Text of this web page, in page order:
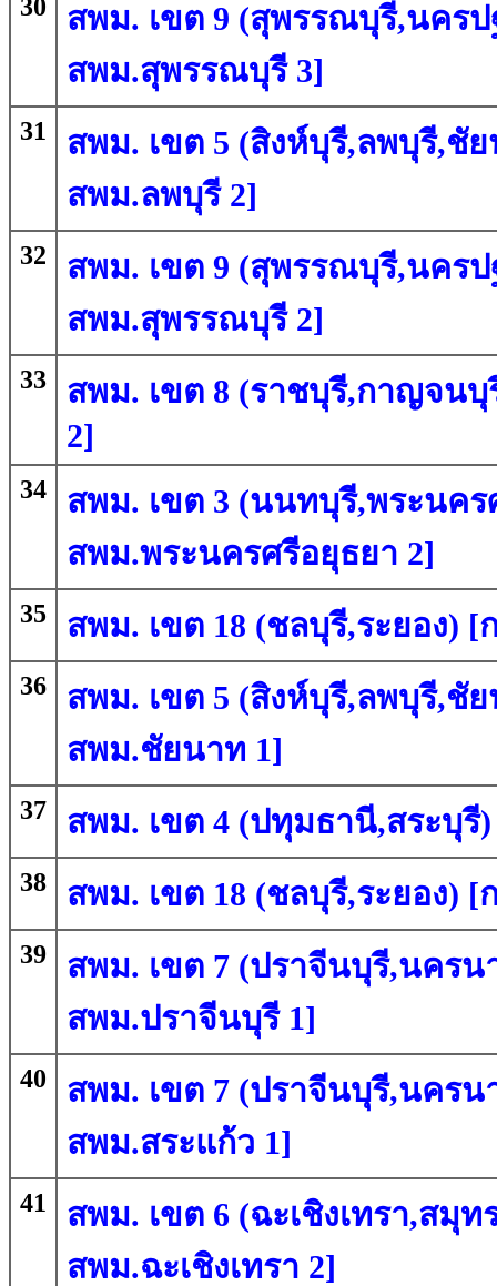
30
สพม. เขต 9 (สุพรรณบุรี,นคร
สพม.สุพรรณบุรี 3]
31
สพม. เขต 5 (สิงห์บุรี,ลพบุรี,ชั
สพม.ลพบุรี 2]
32
สพม. เขต 9 (สุพรรณบุรี,นคร
สพม.สุพรรณบุรี 2]
33
สพม. เขต 8 (ราชบุรี,กาญจน
2]
34
สพม. เขต 3 (นนทบุรี,พระนค
สพม.พระนครศรีอยุธยา 2]
35 สพม. เขต 18 (ชลบุรี,ระยอง)
36
สพม. เขต 5 (สิงห์บุรี,ลพบุรี,ชั
สพม.ชัยนาท 1]
37 สพม. เขต 4 (ปทุมธานี,สระบุรี
38 สพม. เขต 18 (ชลบุรี,ระยอง) [
39
สพม. เขต 7 (ปราจีนบุรี,นครน
สพม.ปราจีนบุรี 1]
40
สพม. เขต 7 (ปราจีนบุรี,นครน
สพม.สระแก้ว 1]
41
สพม. เขต 6 (ฉะเชิงเทรา,สมุ
สพม.ฉะเชิงเทรา 2]